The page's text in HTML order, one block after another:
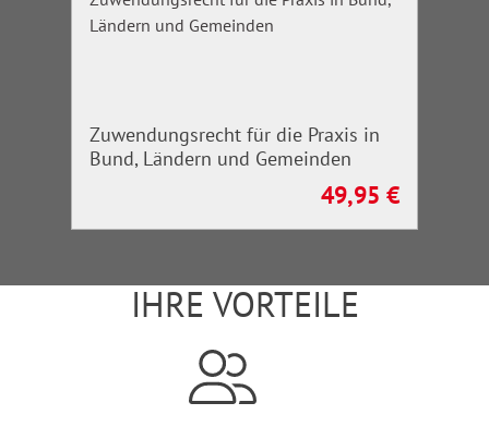
Zuwendungsrecht für die Praxis in
Bund, Ländern und Gemeinden
Regulärer Preis:
49,95 €
IHRE VORTEILE